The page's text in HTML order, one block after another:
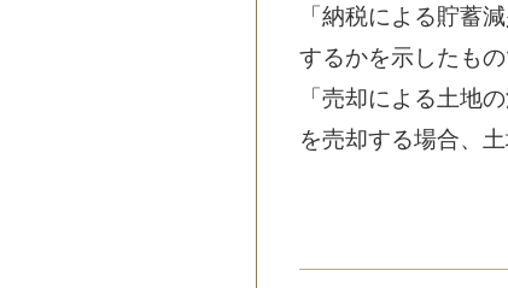
「納税による貯蓄
するかを示したもの
「売却による土地
を売却する場合、